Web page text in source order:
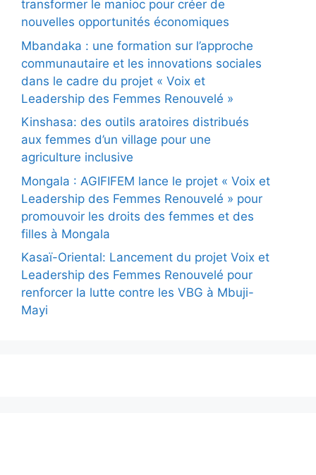
transformer le manioc pour créer de
nouvelles opportunités économiques
Mbandaka : une formation sur l’approche
communautaire et les innovations sociales
dans le cadre du projet « Voix et
Leadership des Femmes Renouvelé »
Kinshasa: des outils aratoires distribués
aux femmes d’un village pour une
agriculture inclusive
Mongala : AGIFIFEM lance le projet « Voix et
Leadership des Femmes Renouvelé » pour
promouvoir les droits des femmes et des
filles à Mongala
Kasaï-Oriental: Lancement du projet Voix et
Leadership des Femmes Renouvelé pour
renforcer la lutte contre les VBG à Mbuji-
Mayi